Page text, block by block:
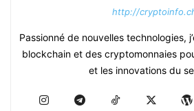
http://
Passionné de nouvelles technologies,
blockchain et des cryptomonnaies
et les innovations du